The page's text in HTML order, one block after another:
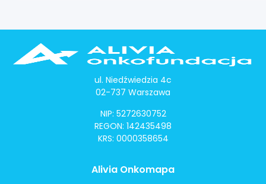
ul. Niedźwiedzia 4c
02-737 Warszawa
NIP: 5272630752
REGON: 142435498
KRS: 0000358654
Alivia Onkomapa